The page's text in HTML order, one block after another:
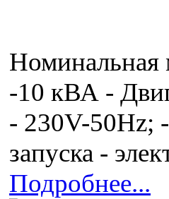
-10 кВА -
- 230V-50Hz;
запуска -
Подробнее...